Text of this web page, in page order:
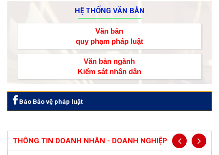
HỆ THỐNG VĂN BẢN
Văn bản
quy phạm pháp luật
Văn bản ngành
Kiểm sát nhân dân
Báo Bảo vệ pháp luật
THÔNG TIN DOANH NHÂN - DOANH NGHIỆP